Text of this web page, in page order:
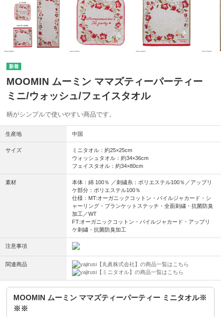
MOOMIN ムーミン ママズティーパーティー
ミニ/ウォッシュ/フェイスタオル
柄がシンプルで使いやすい商品です。
生産地 中国
サイズ
ミニタオル：約25×25cm
ウォッシュタオル：約34×36cm
フェイスタオル：約34×80cm
素材
本体：綿 100％ ／刺繍糸：ポリエステル100％／アップリ
ケ部分：ポリエステル100％
仕様：MT:オーガニックコットン・パイルジャカード・シ
ャーリング・ブランケットステッチ・全面刺繍・抗菌防臭
加工／WT
FT:オーガニックコットン・パイルジャカード・アップリ
ケ刺繍・抗菌防臭加工
注意事項
関連商品
【丸眞株式会社】の商品一覧はこちら
【ミニタオル】の商品一覧はこちら
MOOMIN ムーミン ママズティーパーティー ミニタオル※
※※